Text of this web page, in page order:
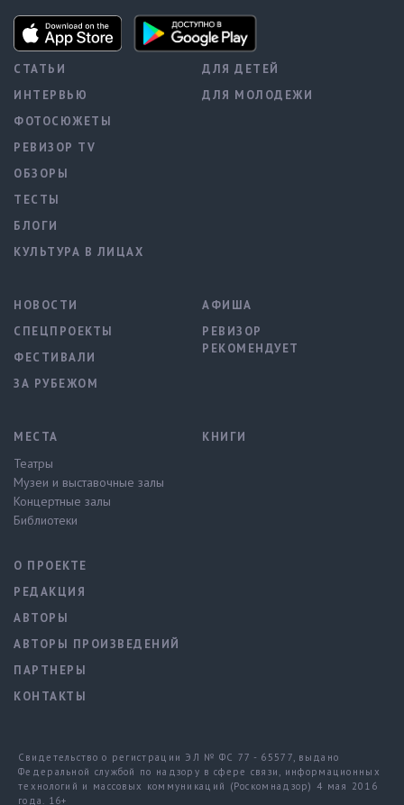
СТАТЬИ
ИНТЕРВЬЮ
ФОТОСЮЖЕТЫ
РЕВИЗОР TV
ОБЗОРЫ
ТЕСТЫ
БЛОГИ
КУЛЬТУРА В ЛИЦАХ
ДЛЯ ДЕТЕЙ
ДЛЯ МОЛОДЕЖИ
НОВОСТИ
СПЕЦПРОЕКТЫ
ФЕСТИВАЛИ
ЗА РУБЕЖОМ
АФИША
РЕВИЗОР
РЕКОМЕНДУЕТ
МЕСТА
Театры
Музеи и выставочные залы
Концертные залы
Библиотеки
КНИГИ
О ПРОЕКТЕ
РЕДАКЦИЯ
АВТОРЫ
АВТОРЫ ПРОИЗВЕДЕНИЙ
ПАРТНЕРЫ
КОНТАКТЫ
Свидетельство о регистрации ЭЛ № ФС 77 - 65577, выдано
Федеральной службой по надзору в сфере связи, информационных
технологий и массовых коммуникаций (Роскомнадзор) 4 мая 2016
года. 16+